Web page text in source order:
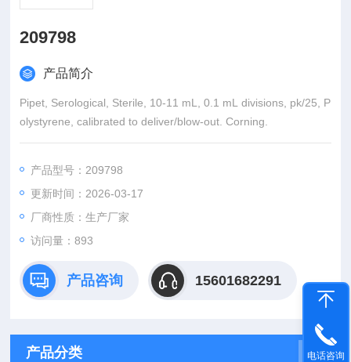
209798
产品简介
Pipet, Serological, Sterile, 10-11 mL, 0.1 mL divisions, pk/25, P
olystyrene, calibrated to deliver/blow-out. Corning.
产品型号：209798
更新时间：2026-03-17
厂商性质：生产厂家
访问量：893
产品咨询 15601682291
产品分类 电话咨询